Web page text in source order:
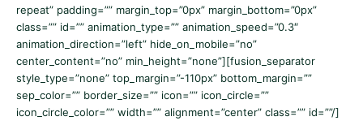
repeat” padding=”” margin_top=”0px” margin_bottom=”0px”
class=”” id=”” animation_type=”” animation_speed=”0.3″
animation_direction=”left” hide_on_mobile=”no”
center_content=”no” min_height=”none”][fusion_separator
style_type=”none” top_margin=”-110px” bottom_margin=””
sep_color=”” border_size=”” icon=”” icon_circle=””
icon_circle_color=”” width=”” alignment=”center” class=”” id=””/]